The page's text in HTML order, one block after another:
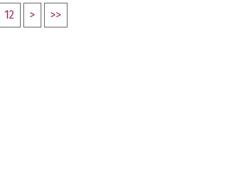
12 > >>